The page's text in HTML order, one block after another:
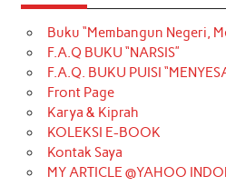
Buku “Membangun Negeri,
F.A.Q BUKU “NARSIS”
F.A.Q. BUKU PUISI
Front Page
Karya & Kiprah
KOLEKSI E-BOOK
Kontak Saya
MY ARTICLE @YAHOO